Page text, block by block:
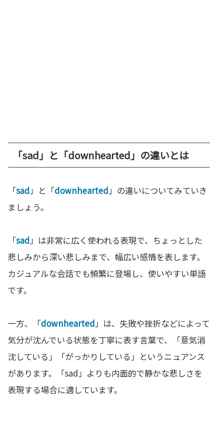
「sad」と「downhearted」の違いとは
「sad」と「downhearted」の違いについてみていき
ましょう。
「sad」は非常に広く使われる表現で、ちょっとした
悲しみから深い悲しみまで、幅広い感情を表します。
カジュアルな会話でも頻繁に登場し、使いやすい単語
です。
一方、「downhearted」は、失敗や挫折などによって
気分が沈んでいる状態を丁寧に表す言葉で、「意気消
沈している」「がっかりしている」というニュアンス
があります。「sad」よりも内面的で静かな悲しさを
表現する場合に適しています。